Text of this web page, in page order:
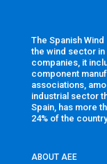
The Spanish
the wind sector in
companies, it
component
associations,
industrial sector
Spain, has more
24% of the
ABOUT AEE